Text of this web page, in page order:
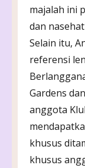
majalah ini
dan
Selain itu,
referensi
Gardens
anggota
khusus
khusus